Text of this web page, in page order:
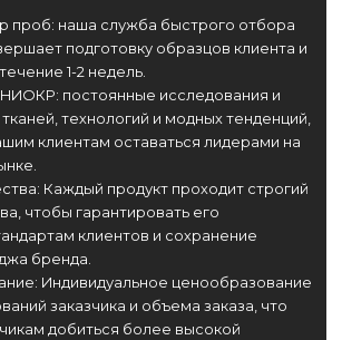
проб: наша служба быстрого отбора
подготовку образцов клиента и
1-2 недель.
постоянные исследования и
технологий и модных тенденций,
клиентам оставаться лидерами на
Каждый продукт проходит строгий
чтобы гарантировать его
клиентов и сохранение
бренда.
Индивидуальное ценообразование
заказчика и объема заказа, что
добиться более высокой